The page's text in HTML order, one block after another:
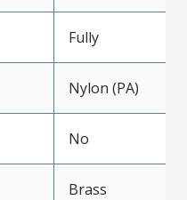
Fully
Nylon (PA)
No
Brass